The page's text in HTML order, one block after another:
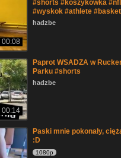
00:08
#shorts #koszykówka #nfl
#wyskok #athlete
hadzbe
00:14
Paprot WSADZA w
Parku #shorts
hadzbe
Paski mnie pokonały,
:D
1080p